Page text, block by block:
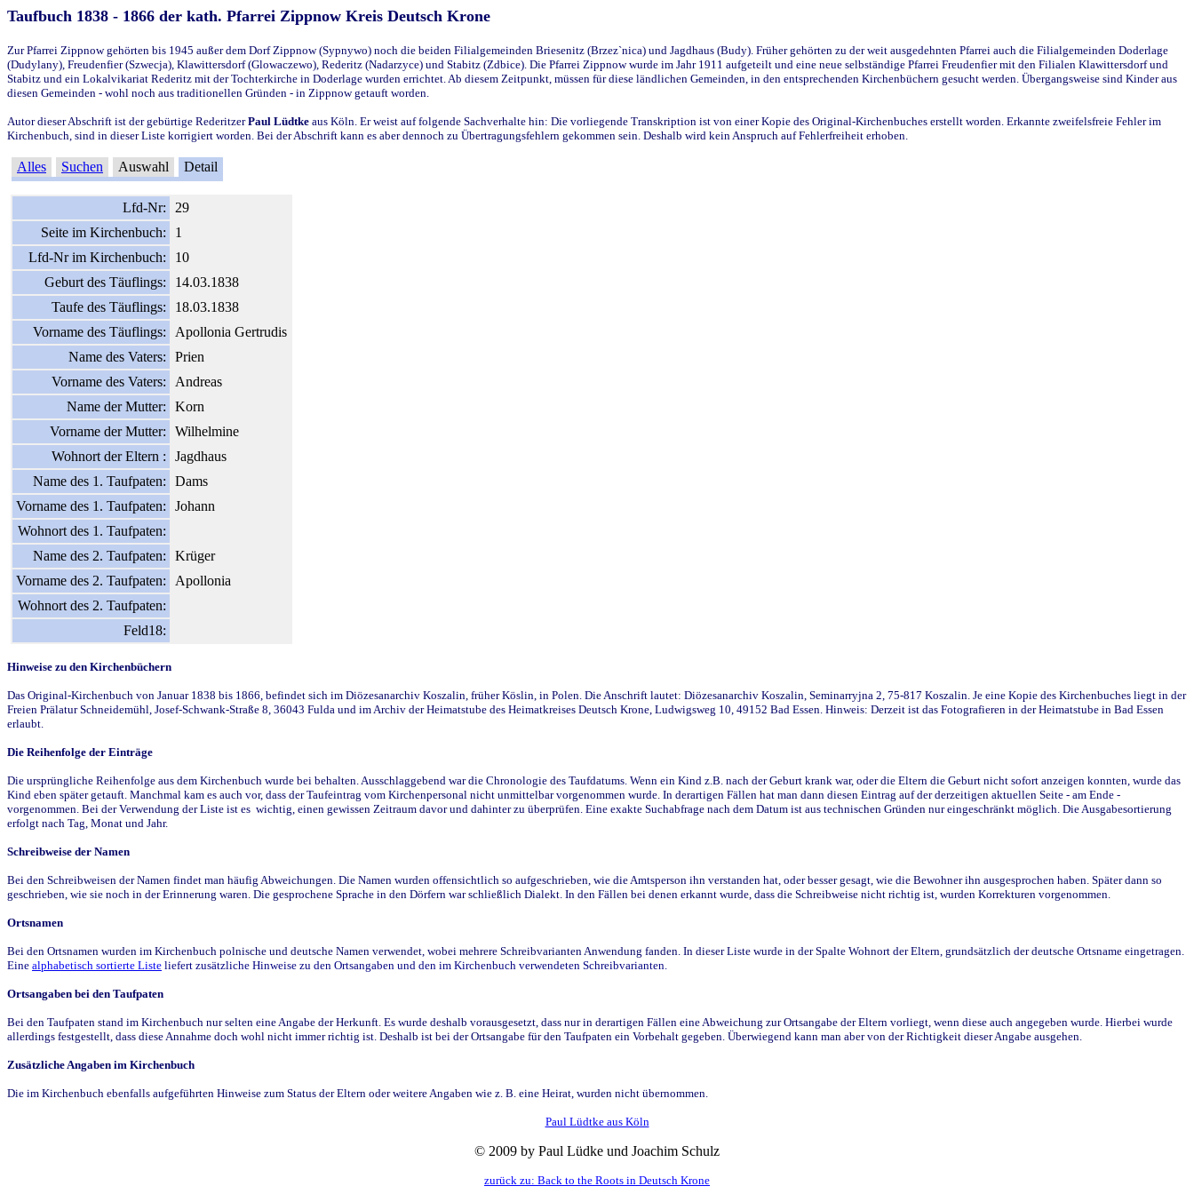
Taufbuch 1838 - 1866 der kath. Pfarrei Zippnow Kreis Deutsch Krone
Zur Pfarrei Zippnow gehörten bis 1945 außer dem Dorf Zippnow (Sypnywo) noch die beiden Filialgemeinden Briesenitz (Brzez`nica) und Jagdhaus (Budy). Früher gehörten zu der weit ausgedehnten Pfarrei auch die Filialgemeinden Doderlage
(Dudylany), Freudenfier (Szwecja), Klawittersdorf (Glowaczewo), Rederitz (Nadarzyce) und Stabitz (Zdbice). Die Pfarrei Zippnow wurde im Jahr 1911 aufgeteilt und eine neue selbständige Pfarrei Freudenfier mit den Filialen Klawittersdorf und
Stabitz und ein Lokalvikariat Rederitz mit der Tochterkirche in Doderlage wurden errichtet. Ab diesem Zeitpunkt, müssen für diese ländlichen Gemeinden, in den entsprechenden Kirchenbüchern gesucht werden. Übergangsweise sind Kinder aus
diesen Gemeinden - wohl noch aus traditionellen Gründen - in Zippnow getauft worden.
Autor dieser Abschrift ist der gebürtige RederitzerPaul Lüdtke aus Köln. Er weist auf folgende Sachverhalte hin: Die vorliegende Transkription ist von einer Kopie des Original-Kirchenbuches erstellt worden. Erkannte zweifelsfreie Fehler im
Kirchenbuch, sind in dieser Liste korrigiert worden. Bei der Abschrift kann es aber dennoch zu Übertragungsfehlern gekommen sein. Deshalb wird kein Anspruch auf Fehlerfreiheit erhoben.
Alles Suchen Auswahl Detail
Lfd-Nr:
29
Seite im Kirchenbuch:
1
Lfd-Nr im Kirchenbuch:
10
Geburt des Täuflings:
14.03.1838
Taufe des Täuflings:
18.03.1838
Vorname des Täuflings:
Apollonia Gertrudis
Name des Vaters:
Prien
Vorname des Vaters:
Andreas
Name der Mutter:
Korn
Vorname der Mutter:
Wilhelmine
Wohnort der Eltern :
Jagdhaus
Name des 1. Taufpaten:
Dams
Vorname des 1. Taufpaten:
Johann
Wohnort des 1. Taufpaten:
Name des 2. Taufpaten:
Krüger
Vorname des 2. Taufpaten:
Apollonia
Wohnort des 2. Taufpaten:
Feld18:
Hinweise zu den Kirchenbüchern
Das Original-Kirchenbuch von Januar 1838 bis 1866, befindet sich im Diözesanarchiv Koszalin, früher Köslin, in Polen. Die Anschrift lautet: Diözesanarchiv Koszalin, Seminarryjna 2, 75-817 Koszalin. Je eine Kopie des Kirchenbuches liegt in der
Freien Prälatur Schneidemühl, Josef-Schwank-Straße 8, 36043 Fulda und im Archiv der Heimatstube des Heimatkreises Deutsch Krone, Ludwigsweg 10, 49152 Bad Essen. Hinweis: Derzeit ist das Fotografieren in der Heimatstube in Bad Essen
erlaubt.
Die Reihenfolge der Einträge
Die ursprüngliche Reihenfolge aus dem Kirchenbuch wurde bei behalten. Ausschlaggebend war die Chronologie des Taufdatums. Wenn ein Kind z.B. nach der Geburt krank war, oder die Eltern die Geburt nicht sofort anzeigen konnten, wurde das
Kind eben später getauft. Manchmal kam es auch vor, dass der Taufeintrag vom Kirchenpersonal nicht unmittelbar vorgenommen wurde. In derartigen Fällen hat man dann diesen Eintrag auf der derzeitigen aktuellen Seite - am Ende -
vorgenommen. Bei der Verwendung der Liste ist es wichtig, einen gewissen Zeitraum davor und dahinter zu überprüfen. Eine exakte Suchabfrage nach dem Datum ist aus technischen Gründen nur eingeschränkt möglich. Die Ausgabesortierung
erfolgt nach Tag, Monat und Jahr.
Schreibweise der Namen
Bei den Schreibweisen der Namen findet man häufig Abweichungen. Die Namen wurden offensichtlich so aufgeschrieben, wie die Amtsperson ihn verstanden hat, oder besser gesagt, wie die Bewohner ihn ausgesprochen haben. Später dann so
geschrieben, wie sie noch in der Erinnerung waren. Die gesprochene Sprache in den Dörfern war schließlich Dialekt. In den Fällen bei denen erkannt wurde, dass die Schreibweise nicht richtig ist, wurden Korrekturen vorgenommen.
Ortsnamen
Bei den Ortsnamen wurden im Kirchenbuch polnische und deutsche Namen verwendet, wobei mehrere Schreibvarianten Anwendung fanden. In dieser Liste wurde in der Spalte Wohnort der Eltern, grundsätzlich der deutsche Ortsname eingetragen.
Eine alphabetisch sortierte Liste liefert zusätzliche Hinweise zu den Ortsangaben und den im Kirchenbuch verwendeten Schreibvarianten.
Ortsangaben bei den Taufpaten
Bei den Taufpaten stand im Kirchenbuch nur selten eine Angabe der Herkunft. Es wurde deshalb vorausgesetzt, dass nur in derartigen Fällen eine Abweichung zur Ortsangabe der Eltern vorliegt, wenn diese auch angegeben wurde. Hierbei wurde
allerdings festgestellt, dass diese Annahme doch wohl nicht immer richtig ist. Deshalb ist bei der Ortsangabe für den Taufpaten ein Vorbehalt gegeben. Überwiegend kann man aber von der Richtigkeit dieser Angabe ausgehen.
Zusätzliche Angaben im Kirchenbuch
Die im Kirchenbuch ebenfalls aufgeführten Hinweise zum Status der Eltern oder weitere Angaben wie z. B. eine Heirat, wurden nicht übernommen.
Paul Lüdtke aus Köln
© 2009 by Paul Lüdke und Joachim Schulz
zurück zu: Back to the Roots in Deutsch Krone